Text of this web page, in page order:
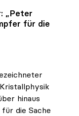
„Peter
für die
hinaus
die Sache